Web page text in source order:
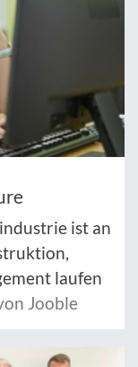
ist an
laufen
Jooble